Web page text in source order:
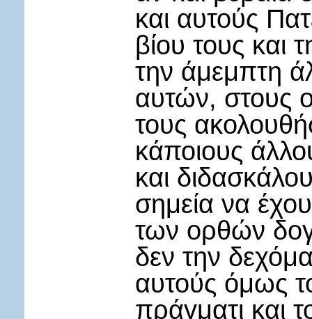
και αυτούς
βίου τους και
την άμεμπτη
αυτών, στους
τους
κάποιους
και
σημεία να
των ορθών
δεν την
αυτούς όμως
πράγματι και